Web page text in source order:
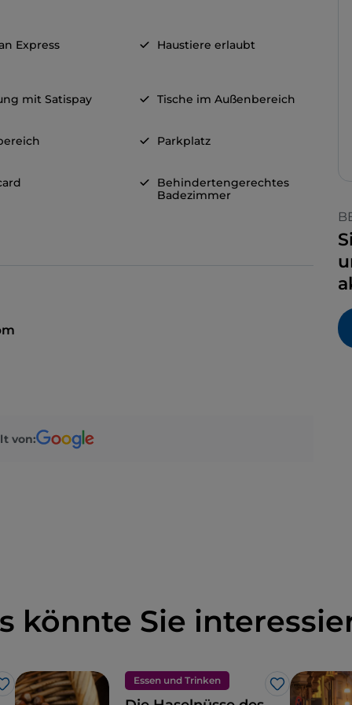
Express Haustiere erlaubt
mit Satispay Tische im Außenbereich
Parkplatz
Behindertengerechtes
Badezimmer
von:
könnte Sie
Like
Essen und Trinken
Like